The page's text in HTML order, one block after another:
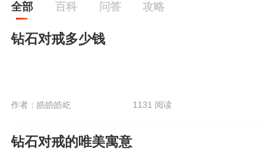
全部 百科 问答 攻略
钻石对戒多少钱
作者：皓皓皓屹 1131 阅读
钻石对戒的唯美寓意